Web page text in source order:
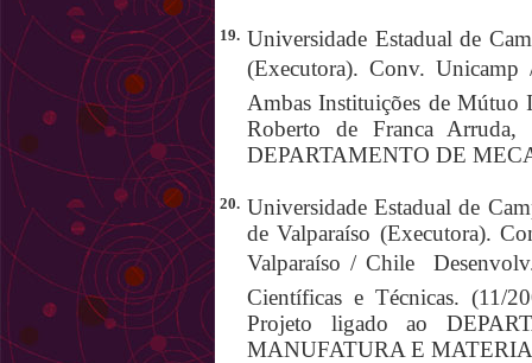
19. Universidade Estadual de
(Executora). Conv. Unicamp
Ambas Instituições de Mútuo
Roberto de Franca Arruda,
DEPARTAMENTO DE
20. Universidade Estadual de
de Valparaíso (Executora).
Valparaíso / Chile 
Científicas e Técnicas. (11/
Projeto ligado ao
MANUFATURA E